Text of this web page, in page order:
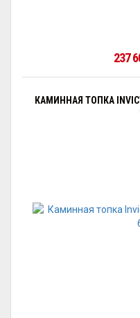
237
КАМИННАЯ ТОПКА